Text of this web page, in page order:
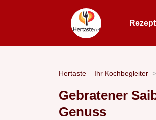
Hertaste – Ihr Kochbegleiter
Gebratener
Genuss